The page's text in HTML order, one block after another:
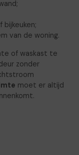
van de woning.
of waskast te
zonder
moet er altijd